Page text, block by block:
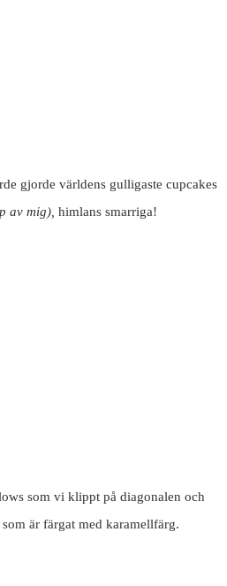
gjorde världens gulligaste cupcakes
av mig), himlans smarriga!
som vi klippt på diagonalen och
är färgat med karamellfärg.